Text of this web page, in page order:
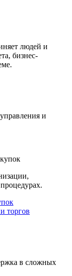
людей и
бизнес-
и
торгов
в сложных